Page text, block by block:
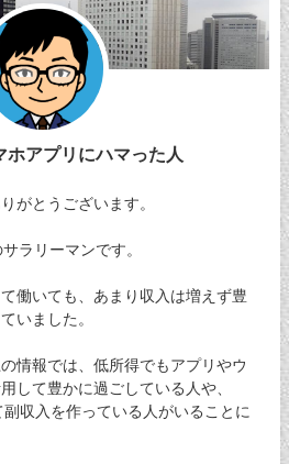
ホアプリにハマった人
がとうございます。
ラリーマンです。
働いても、あまり収入は増えず豊
いました。
情報では、低所得でもアプリやウ
して豊かに過ごしている人や、
収入を作っている人がいることに